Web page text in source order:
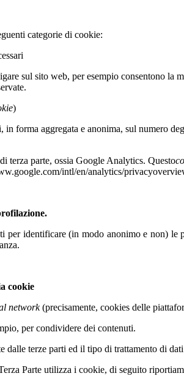
categorie di cookie:
sul sito web, per esempio consentono la
)
forma aggregata e anonima, sul numero
terza parte, ossia Google Analytics. Questo
intl/en/analytics/
per identificare (in modo anonimo e non)
cookie
network(precisamente, cookies delle
per condividere dei contenuti.
dalle terze parti ed il tipo di trattamento di
Parte utilizza i cookie, di seguito